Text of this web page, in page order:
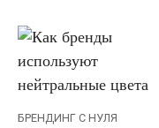
БРЕНДИНГ С НУЛЯ